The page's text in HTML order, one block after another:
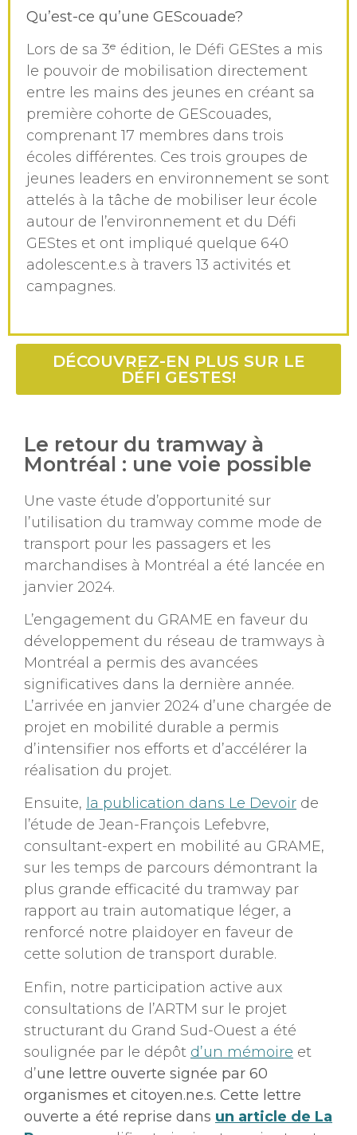
Qu’est-ce qu’une GEScouade?
Lors de sa 3ᵉ édition, le Défi GEStes a mis
le pouvoir de mobilisation directement
entre les mains des jeunes en créant sa
première cohorte de GEScouades,
comprenant 17 membres dans trois
écoles différentes. Ces trois groupes de
jeunes leaders en environnement se sont
attelés à la tâche de mobiliser leur école
autour de l’environnement et du Défi
GEStes et ont impliqué quelque 640
adolescent.e.s à travers 13 activités et
campagnes.
DÉCOUVREZ-EN PLUS SUR LE
DÉFI GESTES!
Le retour du tramway à
Montréal : une voie possible
Une vaste étude d’opportunité sur
l’utilisation du tramway comme mode de
transport pour les passagers et les
marchandises à Montréal a été lancée en
janvier 2024.
L’engagement du GRAME en faveur du
développement du réseau de tramways à
Montréal a permis des avancées
significatives dans la dernière année.
L’arrivée en janvier 2024 d’une chargée de
projet en mobilité durable a permis
d’intensifier nos efforts et d’accélérer la
réalisation du projet.
Ensuite, la publication dans Le Devoir de
l’étude de Jean-François Lefebvre,
consultant-expert en mobilité au GRAME,
sur les temps de parcours démontrant la
plus grande efficacité du tramway par
rapport au train automatique léger, a
renforcé notre plaidoyer en faveur de
cette solution de transport durable.
Enfin, notre participation active aux
consultations de l’ARTM sur le projet
structurant du Grand Sud-Ouest a été
soulignée par le dépôt d’un mémoire et
d’une lettre ouverte signée par 60
organismes et citoyen.ne.s. Cette lettre
ouverte a été reprise dans un article de La